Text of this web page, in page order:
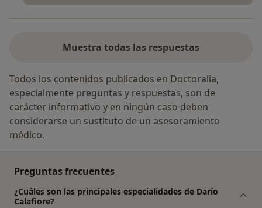
Muestra todas las respuestas
Todos los contenidos publicados en Doctoralia,
especialmente preguntas y respuestas, son de
carácter informativo y en ningún caso deben
considerarse un sustituto de un asesoramiento
médico.
Preguntas frecuentes
¿Cuáles son las principales especialidades de Darío
Calafiore?